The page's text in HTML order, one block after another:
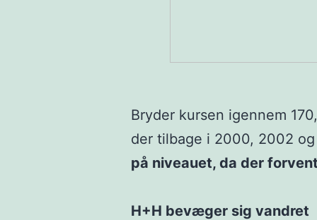
Bryder kursen igennem
der tilbage i 2000, 2002
på niveauet, da der
H+H bevæger sig vandret